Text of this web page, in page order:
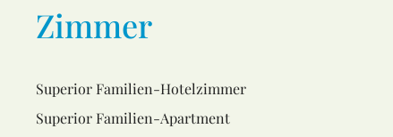
Zimmer
Superior Familien-Hotelzimmer
Superior Familien-Apartment